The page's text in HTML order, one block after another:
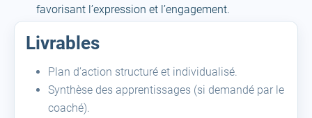
favorisant l’expression et l’engagement.
Livrables
Plan d’action structuré et individualisé.
Synthèse des apprentissages (si demandé par le
coaché).